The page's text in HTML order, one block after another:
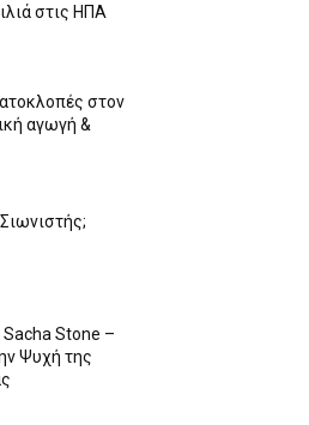
στις ΗΠΑ
στον
αγωγή &
Stone –
Ψυχή της